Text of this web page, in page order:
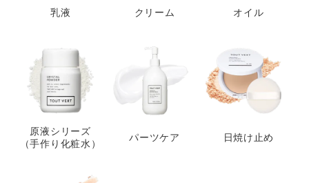
乳液 クリーム オイル
原液シリーズ
（手作り化粧水）
パーツケア 日焼け止め